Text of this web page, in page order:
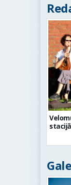
stacijā